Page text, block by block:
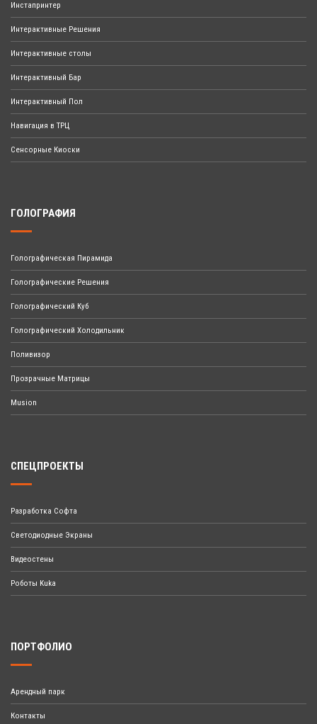
Инстапринтер
Интерактивные Решения
Интерактивные столы
Интерактивный Бар
Интерактивный Пол
Навигация в ТРЦ
Сенсорные Киоски
ГОЛОГРАФИЯ
Голографическая Пирамида
Голографические Решения
Голографический Куб
Голографический Холодильник
Поливизор
Прозрачные Матрицы
Musion
СПЕЦПРОЕКТЫ
Разработка Софта
Светодиодные Экраны
Видеостены
Роботы Kuka
ПОРТФОЛИО
Арендный парк
Контакты